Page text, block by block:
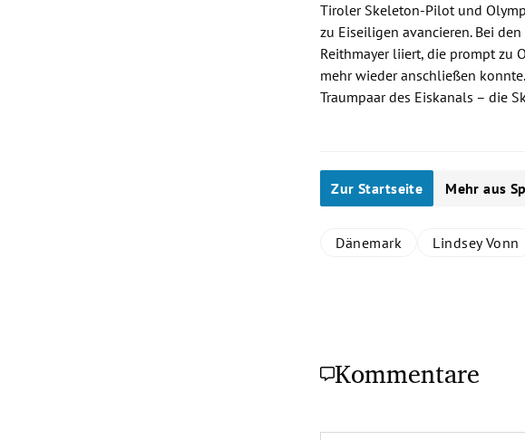
Tiroler Skeleton-Pilot und
zu Eiseiligen avancieren. Bei den
Reithmayerliiert, die prompt zu
mehr wieder anschließen
Traumpaar des Eiskanals – die
Zur Startseite Mehr aus
Dänemark Lindsey Vonn
Kommentare